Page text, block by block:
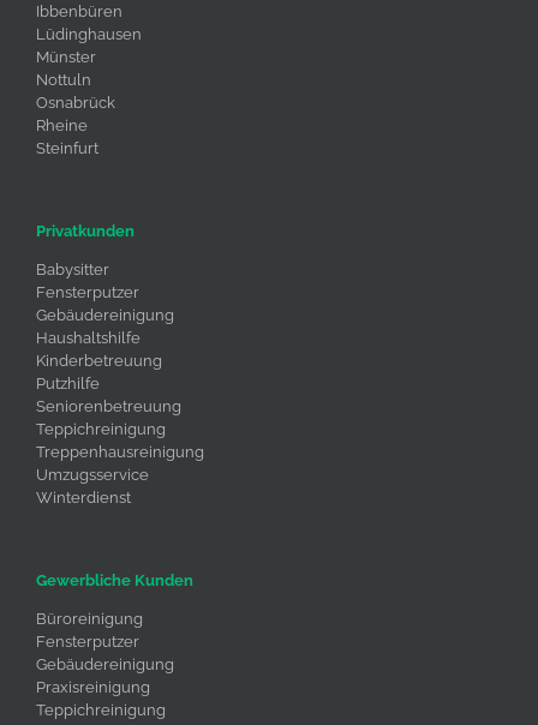
Ibbenbüren
Lüdinghausen
Münster
Nottuln
Osnabrück
Rheine
Steinfurt
Privatkunden
Babysitter
Fensterputzer
Gebäudereinigung
Haushaltshilfe
Kinderbetreuung
Putzhilfe
Seniorenbetreuung
Teppichreinigung
Treppenhausreinigung
Umzugsservice
Winterdienst
Gewerbliche Kunden
Büroreinigung
Fensterputzer
Gebäudereinigung
Praxisreinigung
Teppichreinigung